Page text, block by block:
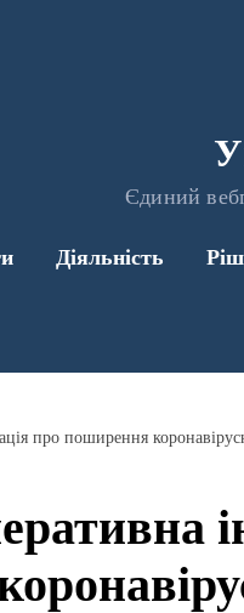
Єдиний
Діяльність
про поширення